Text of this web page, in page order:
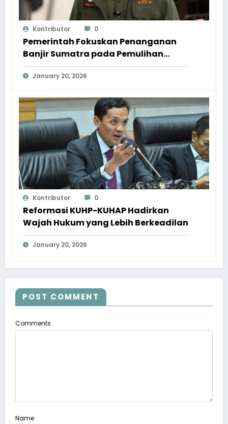
Kontributor 0
Pemerintah Fokuskan Penanganan
Banjir Sumatra pada Pemulihan
Berkelanjutan
January 20, 2026
Kontributor 0
Reformasi KUHP-KUHAP Hadirkan
Wajah Hukum yang Lebih Berkeadilan
January 20, 2026
POST COMMENT
Comments
Name